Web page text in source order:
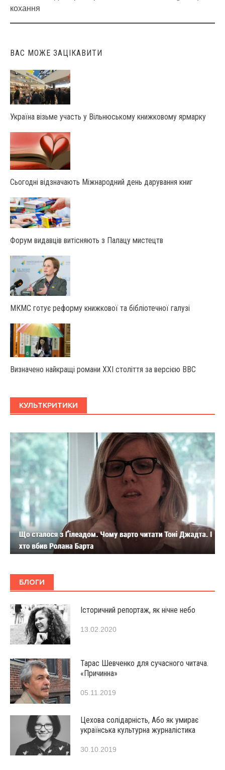
Post
navigation
кохання
ВАС МОЖЕ ЗАЦІКАВИТИ
Україна візьме участь у Вільнюському книжковому ярмарку
Сьогодні відзначають Міжнародний день дарування книг
Форум видавців витісняють з Палацу мистецтв
МКМС готує реформу книжкової та бібліотечної галузі
Визначено найкращі романи XXI століття за версією BBC
КУЛЬТКРИТИКИ
БЛОГИ
Історичний репортаж, як нічне небо
13.02.2020
Тарас Шевченко для сучасного читача.
«Причинна»
05.11.2019
Цехова солідарність, Або як умирає
українська культурна журналістика
30.10.2019